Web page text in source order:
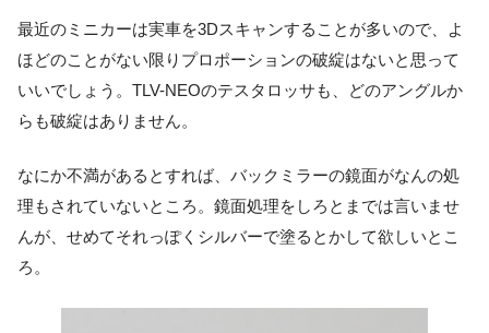
最近のミニカーは実車を3Dスキャンすることが多いので、よ
ほどのことがない限りプロポーションの破綻はないと思って
いいでしょう。TLV-NEOのテスタロッサも、どのアングルか
らも破綻はありません。
なにか不満があるとすれば、バックミラーの鏡面がなんの処
理もされていないところ。鏡面処理をしろとまでは言いませ
んが、せめてそれっぽくシルバーで塗るとかして欲しいとこ
ろ。